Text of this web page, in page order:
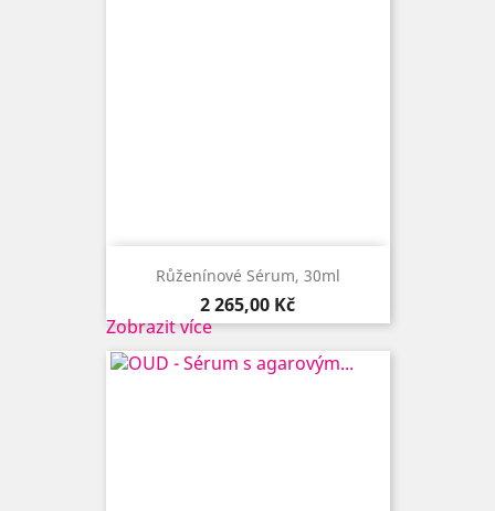
Růženínové Sérum, 30ml
Cena
2 265,00 Kč
Zobrazit více